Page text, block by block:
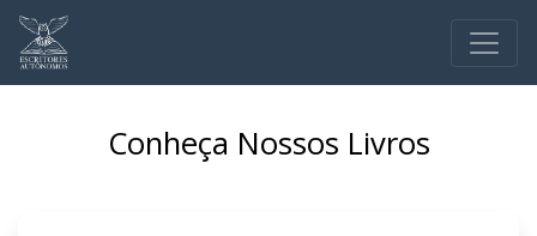
Conheça Nossos Livros